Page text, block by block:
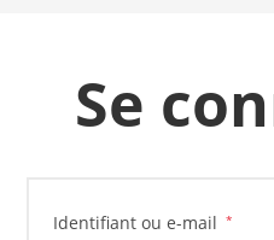
Se
Identifiant ou e-mail *